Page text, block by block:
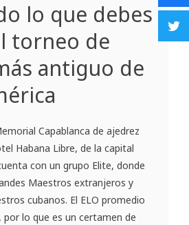
lo que debes
torneo de
antiguo de
Capablanca de ajedrez
Habana Libre, de la capital
con un grupo Elite, donde
Maestros extranjeros y
cubanos. El ELO promedio
lo que es un certamen de